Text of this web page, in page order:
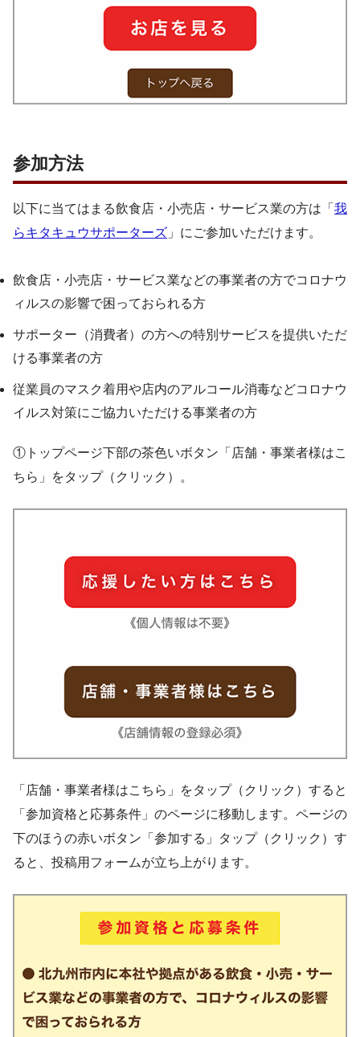
参加方法
以下に当てはまる飲食店・小売店・サービス業の方は「 我
らキタキュウサポーターズ 」にご参加いただけます。
飲食店・小売店・サービス業などの事業者の方でコロナウ
ィルスの影響で困っておられる方
サポーター（消費者）の方への特別サービスを提供いただ
ける事業者の方
従業員のマスク着用や店内のアルコール消毒などコロナウ
イルス対策にご協力いただける事業者の方
①トップページ下部の茶色いボタン「店舗・事業者様はこ
ちら」をタップ（クリック）。
「店舗・事業者様はこちら」をタップ（クリック）すると
「参加資格と応募条件」のページに移動します。ページの
下のほうの赤いボタン「参加する」タップ（クリック）す
ると、投稿用フォームが立ち上がります。